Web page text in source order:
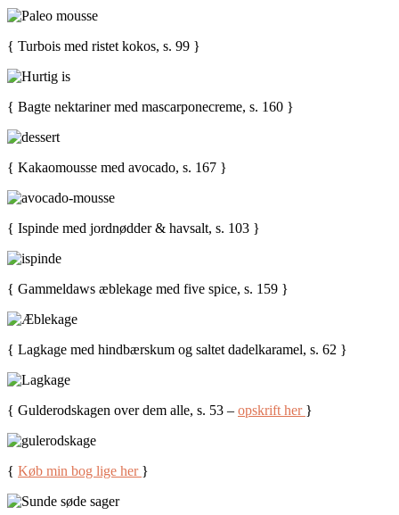
{ Turbois med ristet kokos, s. 99 }
{ Bagte nektariner med mascarponecreme, s. 160 }
{ Kakaomousse med avocado, s. 167 }
{ Ispinde med jordnødder & havsalt, s. 103 }
{ Gammeldaws æblekage med five spice, s. 159 }
{ Lagkage med hindbærskum og saltet dadelkaramel, s. 62 }
{ Gulderodskagen over dem alle, s. 53 – opskrift her }
{ Køb min bog lige her }